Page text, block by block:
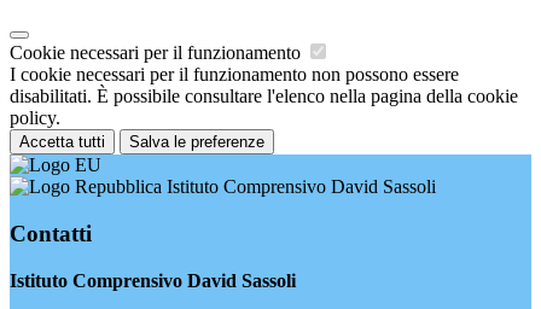
Cookie necessari per il funzionamento
I cookie necessari per il funzionamento non possono essere
disabilitati. È possibile consultare l'elenco nella pagina della cookie
policy.
Accetta tutti Salva le preferenze
Istituto Comprensivo David Sassoli
Contatti
Istituto Comprensivo David Sassoli